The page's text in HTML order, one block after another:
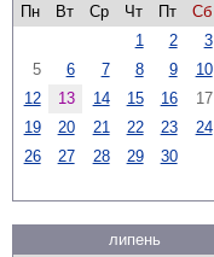
Пн
Вт Ср Чт Пт Сб
1
2 3
5
6 7 8 9 10
12
13 14 15 16 17
19
20 21 22 23 24
26
27 28 29 30
липень